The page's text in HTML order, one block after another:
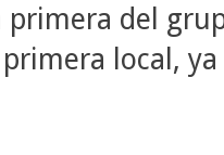
del
local,